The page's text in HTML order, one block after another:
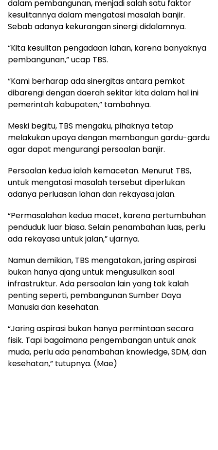
dalam pembangunan, menjadi salah satu faktor
kesulitannya dalam mengatasi masalah banjir.
Sebab adanya kekurangan sinergi didalamnya.
“Kita kesulitan pengadaan lahan, karena banyaknya
pembangunan,” ucap TBS.
“Kami berharap ada sinergitas antara pemkot
dibarengi dengan daerah sekitar kita dalam hal ini
pemerintah kabupaten,” tambahnya.
Meski begitu, TBS mengaku, pihaknya tetap
melakukan upaya dengan membangun gardu-gardu
agar dapat mengurangi persoalan banjir.
Persoalan kedua ialah kemacetan. Menurut TBS,
untuk mengatasi masalah tersebut diperlukan
adanya perluasan lahan dan rekayasa jalan.
“Permasalahan kedua macet, karena pertumbuhan
penduduk luar biasa. Selain penambahan luas, perlu
ada rekayasa untuk jalan,” ujarnya.
Namun demikian, TBS mengatakan, jaring aspirasi
bukan hanya ajang untuk mengusulkan soal
infrastruktur. Ada persoalan lain yang tak kalah
penting seperti, pembangunan Sumber Daya
Manusia dan kesehatan.
“Jaring aspirasi bukan hanya permintaan secara
fisik. Tapi bagaimana pengembangan untuk anak
muda, perlu ada penambahan knowledge, SDM, dan
kesehatan,” tutupnya. (Mae)